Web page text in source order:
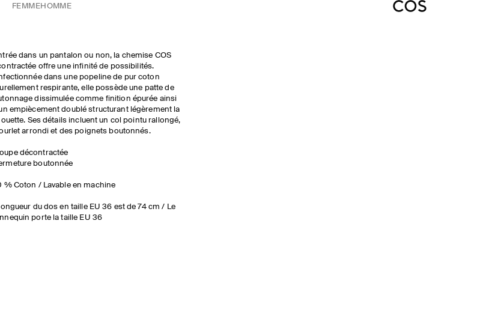
FEMMEHOMME
dans un pantalon ou non, la chemise COS
offre une infinité de possibilités.
dans une popeline de pur coton
respirante, elle possède une patte de
dissimulée comme finition épurée ainsi
empiècement doublé structurant légèrement la
Ses détails incluent un col pointu rallongé,
arrondi et des poignets boutonnés.
décontractée
boutonnée
% Coton / Lavable en machine
du dos en taille EU 36 est de 74 cm / Le
porte la taille EU 36